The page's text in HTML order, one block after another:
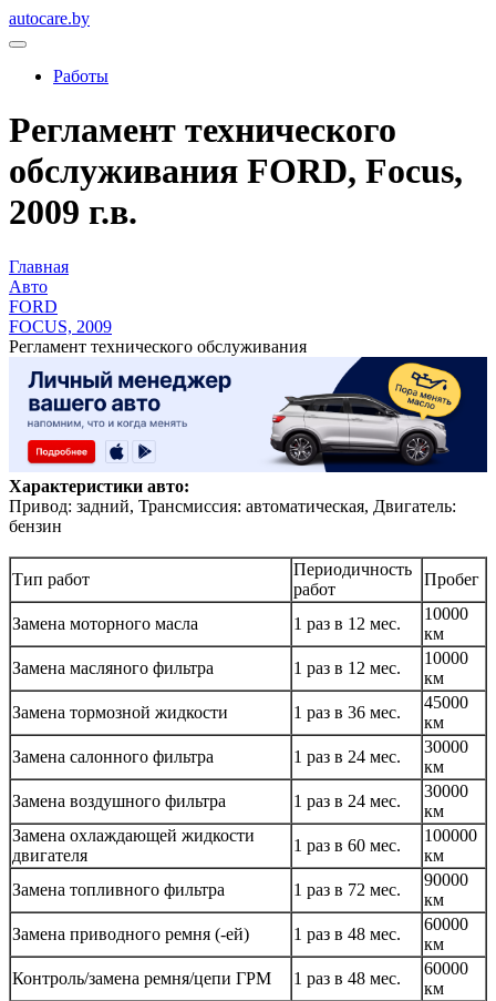
autocare.by
Работы
Регламент технического
обслуживания FORD, Focus,
2009 г.в.
Главная
Авто
FORD
FOCUS, 2009
Регламент технического обслуживания
Характеристики авто:
Привод: задний, Трансмиссия: автоматическая, Двигатель:
бензин
Тип работ
Периодичность
работ
Пробег
Замена моторного масла 1 раз в 12 мес.
10000
км
Замена масляного фильтра
1 раз в 12 мес.
10000
км
Замена тормозной жидкости
1 раз в 36 мес.
45000
км
Замена салонного фильтра
1 раз в 24 мес.
30000
км
Замена воздушного фильтра
1 раз в 24 мес.
30000
км
Замена охлаждающей жидкости
двигателя
1 раз в 60 мес.
100000
км
Замена топливного фильтра
1 раз в 72 мес.
90000
км
Замена приводного ремня (-ей)
1 раз в 48 мес.
60000
км
Контроль/замена ремня/цепи ГРМ
1 раз в 48 мес.
60000
км